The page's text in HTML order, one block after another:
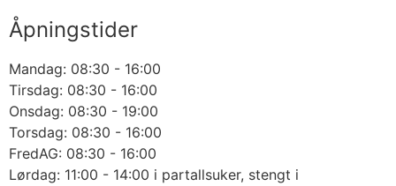
Åpningstider
Mandag: 08:30 - 16:00
Tirsdag: 08:30 - 16:00
Onsdag: 08:30 - 19:00
Torsdag: 08:30 - 16:00
FredAG: 08:30 - 16:00
Lørdag: 11:00 - 14:00 i partallsuker, stengt i